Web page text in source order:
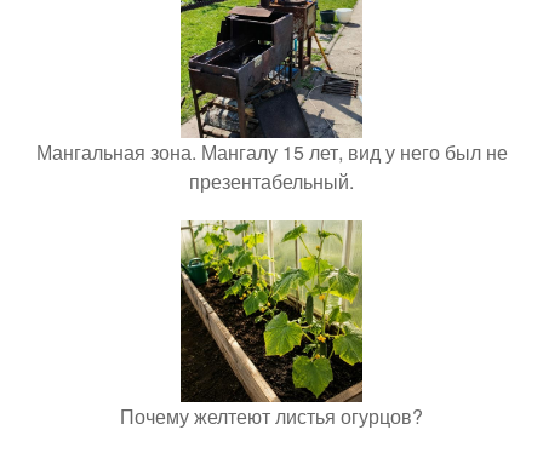
Мангальная зона. Мангалу 15 лет, вид у него был не
презентабельный.
Почему желтеют листья огурцов?